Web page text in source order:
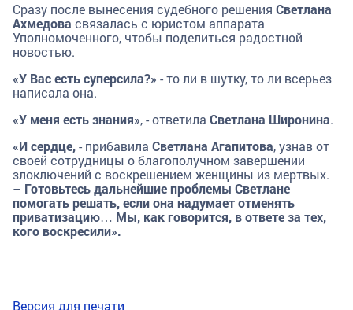
Сразу после вынесения судебного решения Светлана
Ахмедова связалась с юристом аппарата
Уполномоченного, чтобы поделиться радостной
новостью.
«У Вас есть суперсила?» - то ли в шутку, то ли всерьез
написала она.
«У меня есть знания», - ответила Светлана Широнина.
«И сердце,- прибавила Светлана Агапитова, узнав от
своей сотрудницы о благополучном завершении
злоключений с воскрешением женщины из мертвых.
– Готовьтесь дальнейшие проблемы Светлане
помогать решать, если она надумает отменять
приватизацию… Мы, как говорится, в ответе за тех,
кого воскресили».
Версия для печати